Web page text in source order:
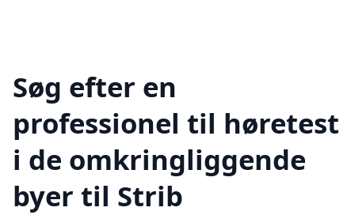
Søg efter en
professionel til høretest
i de omkringliggende
byer til Strib